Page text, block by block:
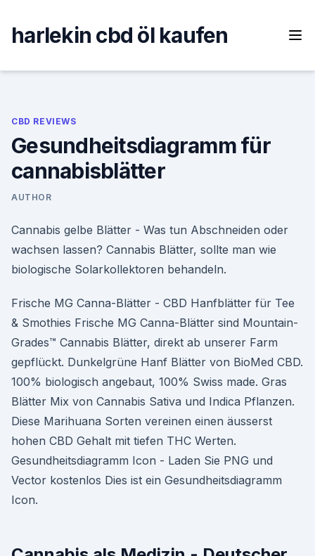
content
harlekin cbd öl kaufen
CBD REVIEWS
Gesundheitsdiagramm für
cannabisblätter
AUTHOR
Cannabis gelbe Blätter - Was tun Abschneiden oder
wachsen lassen? Cannabis Blätter, sollte man wie
biologische Solarkollektoren behandeln.
Frische MG Canna-Blätter - CBD Hanfblätter für Tee
& Smothies Frische MG Canna-Blätter sind Mountain-
Grades™ Cannabis Blätter, direkt ab unserer Farm
gepflückt. Dunkelgrüne Hanf Blätter von BioMed CBD.
100% biologisch angebaut, 100% Swiss made. Gras
Blätter Mix von Cannabis Sativa und Indica Pflanzen.
Diese Marihuana Sorten vereinen einen äusserst
hohen CBD Gehalt mit tiefen THC Werten.
Gesundheitsdiagramm Icon - Laden Sie PNG und
Vector kostenlos Dies ist ein Gesundheitsdiagramm
Icon.